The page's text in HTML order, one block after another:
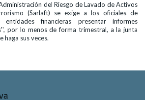
del Riesgo de Lavado de Activos
(Sarlaft) se exige a los oficiales de
financieras presentar informes
por lo menos de forma trimestral, a la junta
haga sus veces.